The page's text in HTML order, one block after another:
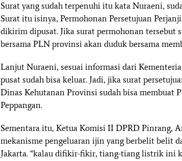
Surat yang sudah terpenuhi itu kata Nuraeni,
Surat itu isinya, Permohonan Persetujuan
dikirim dipusat. Jika surat permohonan tersebut
bersama PLN provinsi akan duduk bersama
Lanjut Nuraeni, sesuai informasi dari
pusat sudah bisa keluar. Jadi, jika surat
Dinas Kehutanan Provinsi sudah bisa membuat
Peppangan.
Sementara itu, Ketua Komisi II DPRD Pinrang,
mekanisme pengeluaran ijin yang berbelit belit
Jakarta. “kalau difikir-fikir, tiang-tiang listrik ini